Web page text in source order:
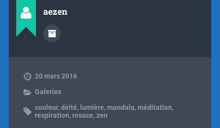
aezen
20 mars 2016
Galeries
couleur,déité, lumière, mandala, méditation,
respiration, rosace,zen